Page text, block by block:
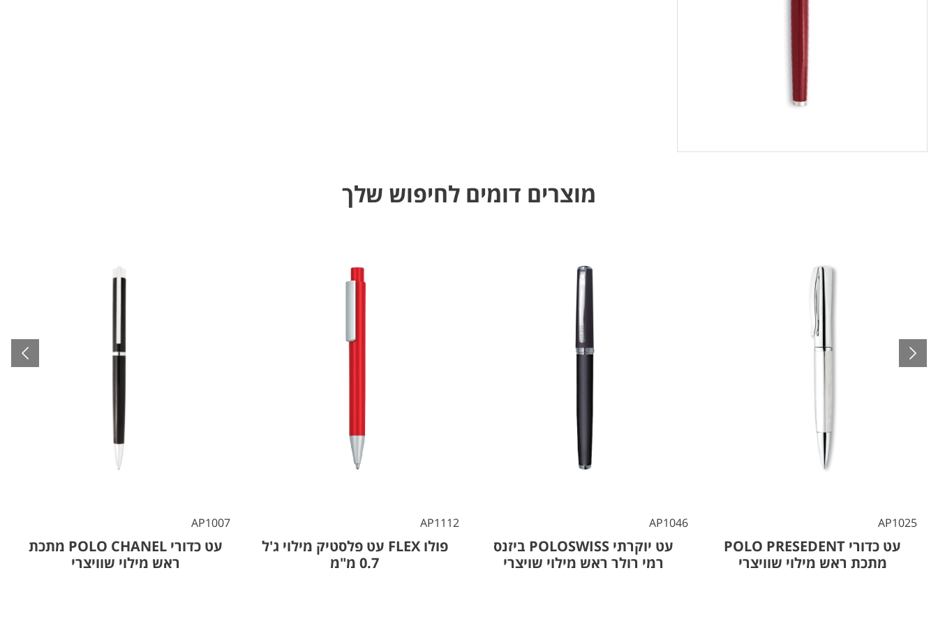
מוצרים דומים לחיפוש שלך
AP1025
עט כדורי POLO PRESEDENT
מתכת ראש מילוי שוויצרי
AP1046
עט יוקרתי POLOSWISS ביזנס
רמי רולר ראש מילוי שויצרי
AP1112
פולו FLEX עט פלסטיק מילוי ג'ל
0.7 מ"מ
AP1007
עט כדורי POLO CHANEL מתכת
ראש מילוי שוויצרי